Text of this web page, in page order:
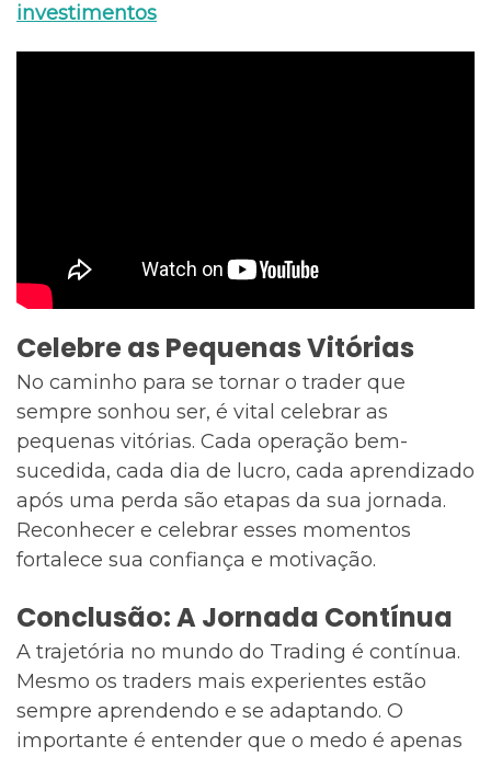
investimentos
Celebre as Pequenas Vitórias
No caminho para se tornar o trader que
sempre sonhou ser, é vital celebrar as
pequenas vitórias. Cada operação bem-
sucedida, cada dia de lucro, cada aprendizado
após uma perda são etapas da sua jornada.
Reconhecer e celebrar esses momentos
fortalece sua confiança e motivação.
Conclusão: A Jornada Contínua
A trajetória no mundo do Trading é contínua.
Mesmo os traders mais experientes estão
sempre aprendendo e se adaptando. O
importante é entender que o medo é apenas